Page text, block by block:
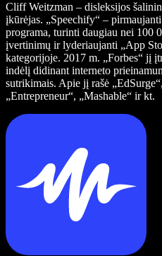
Cliff Weitzman – disleksijos
įkūrėjas. „Speechify“ –
programa, turinti daugiau nei 100
įvertinimų ir lyderiaujanti „App
kategorijoje. 2017 m. „Forbes“ jį
indėlį didinant interneto
sutrikimais. Apie jį rašė
„Entrepreneur“, „Mashable“ ir kt.